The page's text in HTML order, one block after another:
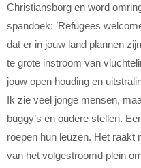
Christiansborg en word
spandoek: ’Refugees
dat er in jouw land plannen
te grote instroom van
jouw open houding en
Ik zie veel jonge mensen,
buggy’s en oudere stellen.
roepen hun leuzen. Het
van het volgestroomd plein